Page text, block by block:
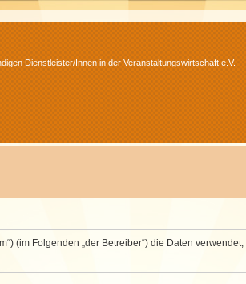
Dienstleister/Innen in der Veranstaltungswirtschaft e.V.
(im Folgenden „der Betreiber“) die Daten